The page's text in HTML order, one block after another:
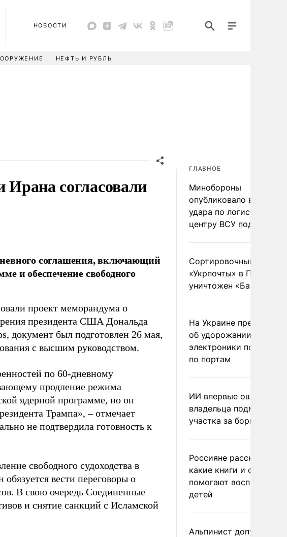
НОВОСТИ
НЕФТЬ И РУБЛЬ
согласовали
соглашения, включающий
и обеспечение свободного
проект меморандума о
президента США Дональда
документ был подготовлен 26 мая,
с высшим руководством.
по 60-дневному
продление режима
ядерной программе, но он
Трампа», – отмечает
не подтвердила готовность к
свободного судоходства в
вести переговоры о
В свою очередь Соединенные
и снятие санкций с Исламской
ГЛАВНОЕ
Минобороны
опубликовало видео
удара по
центру ВСУ под Киевом
Сортировочный пункт
«Укрпочты» в
уничтожен
На Украине
об удорожании
электроники после
по портам
ИИ впервые
владельца
участка за борщевик
Россияне рассказали,
какие книги и фильмы
помогают воспитывать
детей
Альпинист допустил